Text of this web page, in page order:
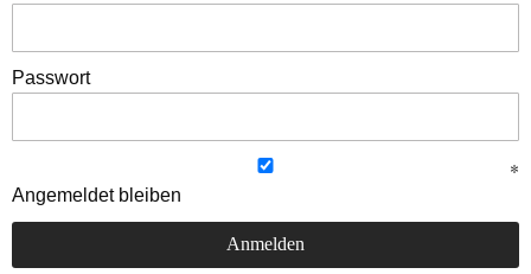
Passwort
Angemeldet bleiben